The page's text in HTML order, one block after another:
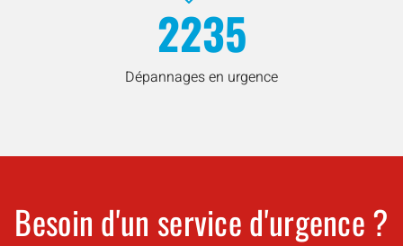
2235
Dépannages en urgence
Besoin d'un service d'urgence ?